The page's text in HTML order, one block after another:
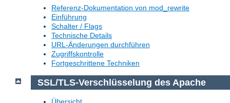
Referenz-Dokumentation von mod_rewrite
Einführung
Schalter / Flags
Technische Details
URL-Änderungen durchführen
Zugriffskontrolle
Fortgeschrittene Techniken
SSL/TLS-Verschlüsselung des Apache